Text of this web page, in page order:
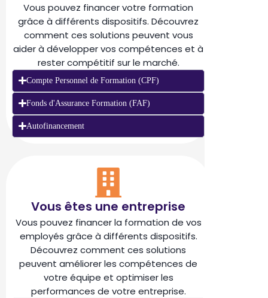
Vous pouvez financer votre formation
grâce à différents dispositifs. Découvrez
comment ces solutions peuvent vous
aider à développer vos compétences et à
rester compétitif sur le marché.
Compte Personnel de Formation (CPF)
Fonds d'Assurance Formation (FAF)
Autofinancement
Vous êtes une entreprise
Vous pouvez financer la formation de vos
employés grâce à différents dispositifs.
Découvrez comment ces solutions
peuvent améliorer les compétences de
votre équipe et optimiser les
performances de votre entreprise.